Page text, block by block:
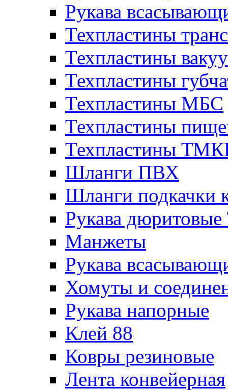
Рукава
Техпластины
Техпластины
Техпластины
Техпластины МБС
Техпластины
Техпластины
Шланги ПВХ
Шланги подкачки
Рукава
Манжеты
Рукава
Хомуты и
Рукава напорные
Клей 88
Ковры резиновые
Лента конвейерная